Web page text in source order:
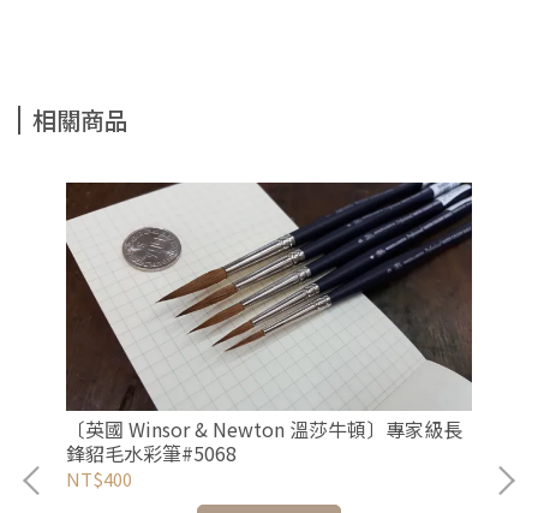
相關商品
〔英國 Winsor & Newton 溫莎牛頓〕專家級長
鋒貂毛水彩筆#5068
NT$400